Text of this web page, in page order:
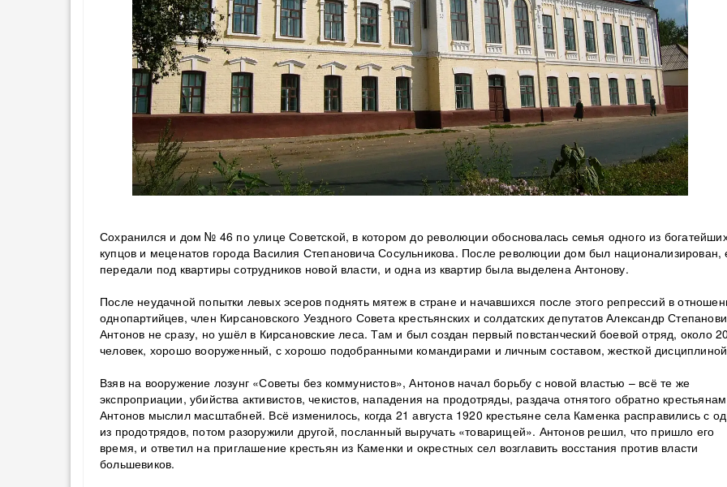
Сохранился и дом № 46 по улице Советской, в котором до революции обосновалась семья одного из
купцов и меценатов города Василия Степановича Сосульникова. После революции дом был национализирован,
передали под квартиры сотрудников новой власти, и одна из квартир была выделена Антонову.
После неудачной попытки левых эсеров поднять мятеж в стране и начавшихся после этого репрессий в
однопартийцев, член Кирсановского Уездного Совета крестьянских и солдатских депутатов Александр
Антонов не сразу, но ушёл в Кирсановские леса. Там и был создан первый повстанческий боевой отряд, около
человек, хорошо вооруженный, с хорошо подобранными командирами и личным составом, жесткой
Взяв на вооружение лозунг «Советы без коммунистов», Антонов начал борьбу с новой властью – всё те же
экспроприации, убийства активистов, чекистов, нападения на продотряды, раздача отнятого обратно
Антонов мыслил масштабней. Всё изменилось, когда 21 августа 1920 крестьяне села Каменка расправились с
из продотрядов, потом разоружили другой, посланный выручать «товарищей». Антонов решил, что пришло его
время, и ответил на приглашение крестьян из Каменки и окрестных сел возглавить восстания против власти
большевиков.